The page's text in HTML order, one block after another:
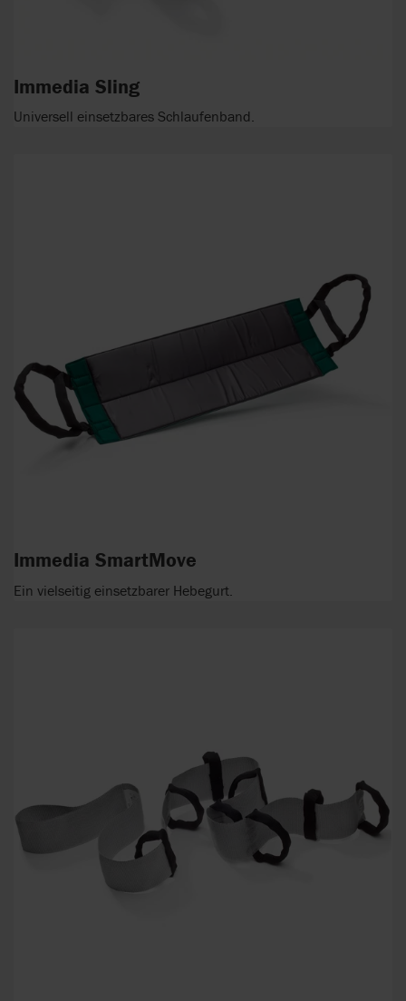
Immedia Sling
Universell einsetzbares Schlaufenband.
Immedia SmartMove
Ein vielseitig einsetzbarer Hebegurt.